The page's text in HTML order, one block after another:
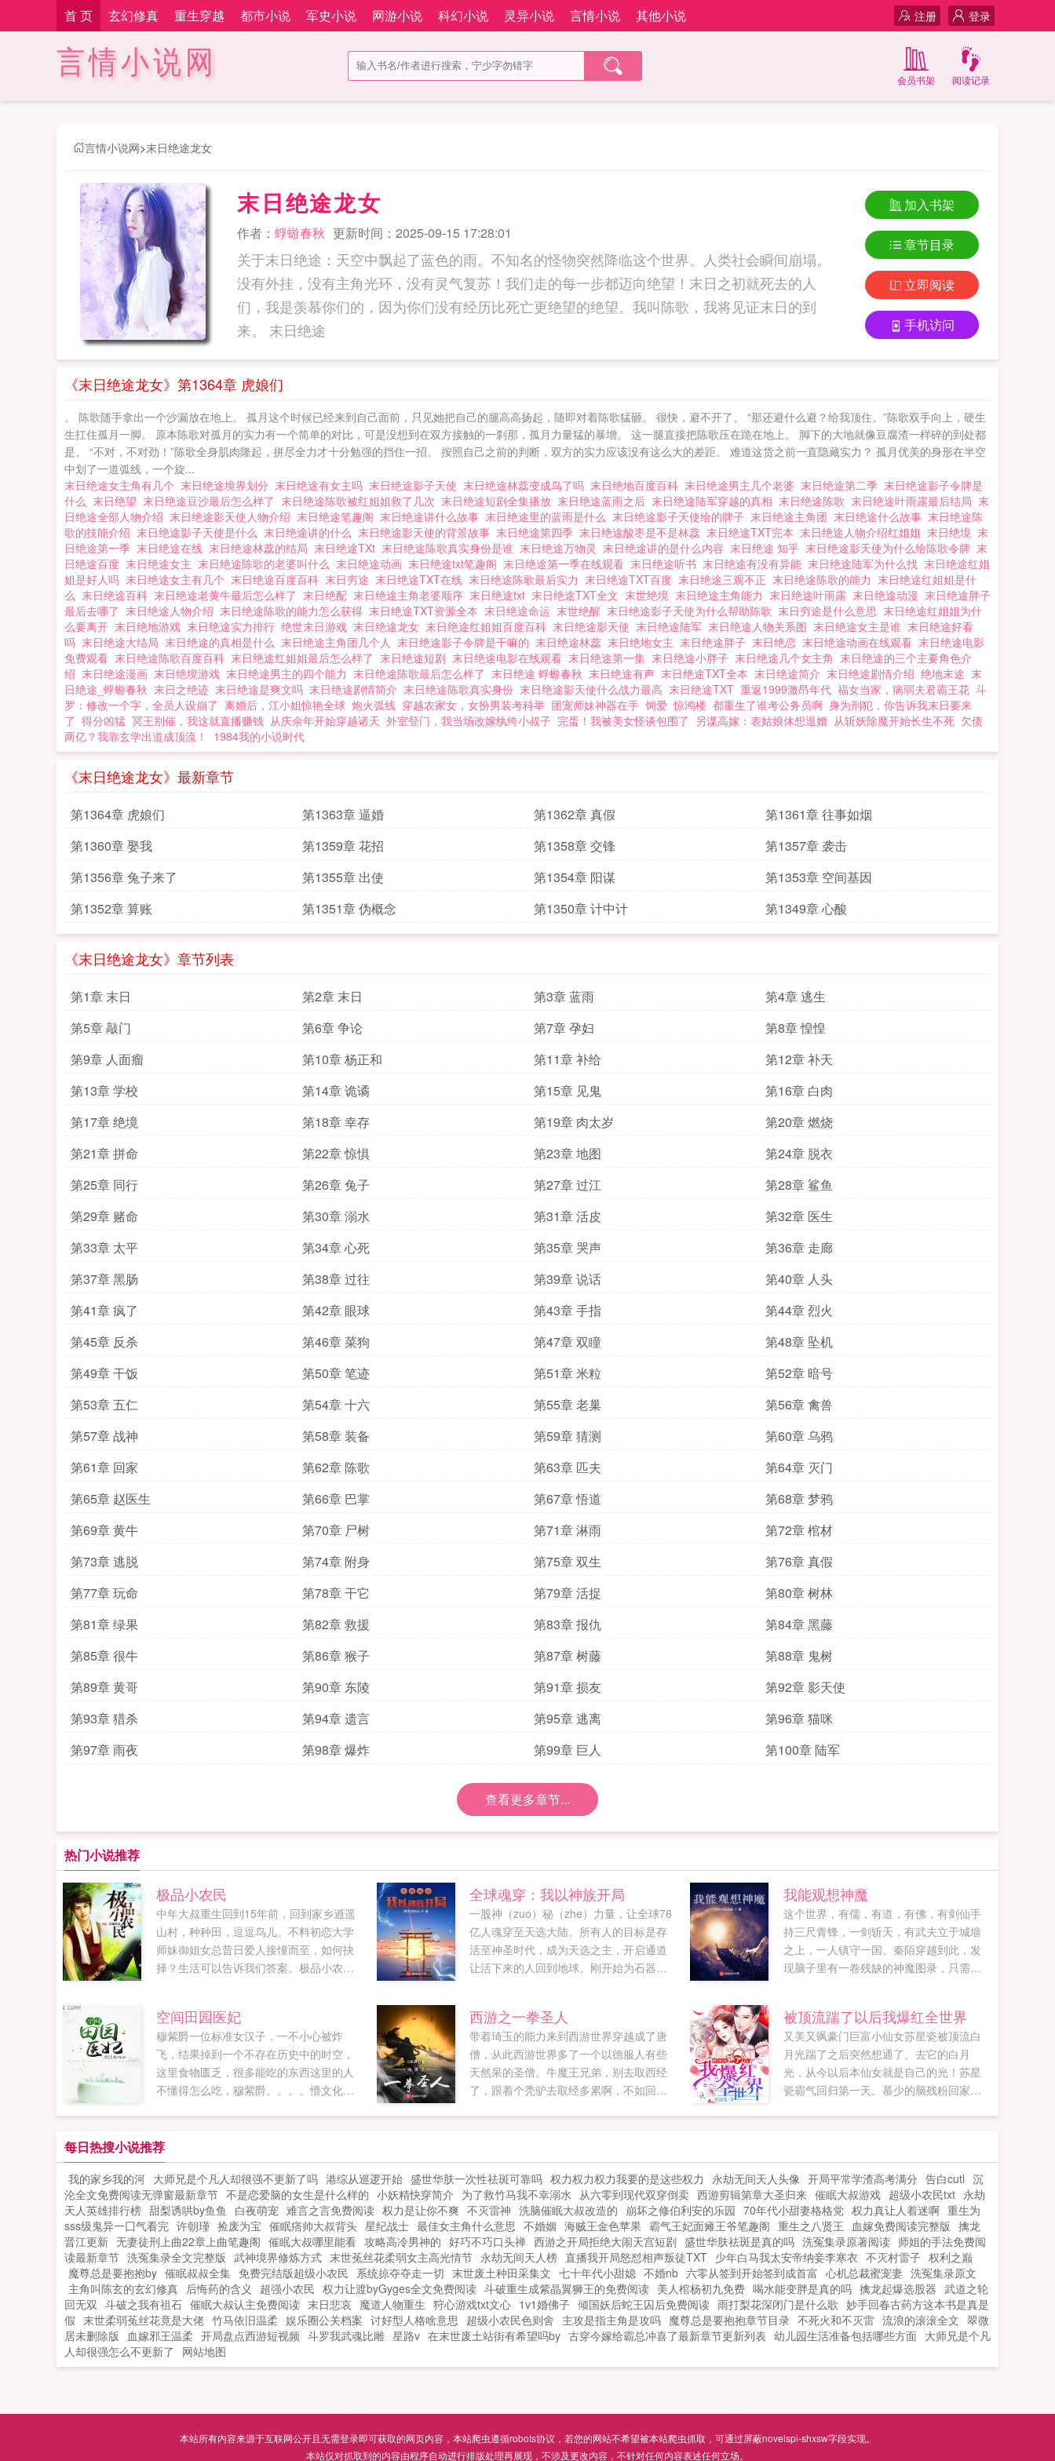
首 页 玄幻修真 重生穿越 都市小说 军史小说 网游小说 科幻小说 灵异小说 言情小说 其他小说 登录
注册
言情小说网 阅读记录
会员书架
言情小说网>末日绝途龙女
末日绝途龙女
作者： 蜉蝣春秋 更新时间：2025-09-15 17:28:01
关于末日绝途：天空中飘起了蓝色的雨。不知名的怪物突然降临这个世界。人类社会瞬间崩塌。
没有外挂，没有主角光环，没有灵气复苏！我们走的每一步都迈向绝望！末日之初就死去的人
们，我是羡慕你们的，因为你们没有经历比死亡更绝望的绝望。我叫陈歌，我将见证末日的到
来。 末日绝途
加入书架
章节目录
立即阅读
手机访问
《末日绝途龙女》第1364章 虎娘们
。 陈歌随手拿出一个沙漏放在地上。 孤月这个时候已经来到自己面前，只见她把自己的腿高高扬起，随即对着陈歌猛砸。 很快，避不开了。 “那还避什么避？给我顶住。”陈歌双手向上，硬生
生扛住孤月一脚。 原本陈歌对孤月的实力有一个简单的对比，可是没想到在双方接触的一刹那，孤月力量猛的暴增。 这一腿直接把陈歌压在跪在地上。 脚下的大地就像豆腐渣一样碎的到处都
是。 “不对，不对劲！”陈歌全身肌肉隆起，拼尽全力才十分勉强的挡住一招。 按照自己之前的判断，双方的实力应该没有这么大的差距。 难道这货之前一直隐藏实力？ 孤月优美的身形在半空
中划了一道弧线，一个旋...
末日绝途女主角有几个 末日绝途境界划分 末日绝途有女主吗 末日绝途影子天使 末日绝途林蕊变成鸟了吗 末日绝地百度百科 末日绝途男主几个老婆 末日绝途第二季 末日绝途影子令牌是
什么 末日绝望 末日绝途豆沙最后怎么样了 末日绝途陈歌被红姐姐救了几次 末日绝途短剧全集播放 末日绝途蓝雨之后 末日绝途陆军穿越的真相 末日绝途陈歌 末日绝途叶雨露最后结局 末
日绝途全部人物介绍 末日绝途影天使人物介绍 末日绝途笔趣阁 末日绝途讲什么故事 末日绝途里的蓝雨是什么 末日绝途影子天使给的牌子 末日绝途主角团 末日绝途什么故事 末日绝途陈
歌的技能介绍 末日绝途影子天使是什么 末日绝途讲的什么 末日绝途影天使的背景故事 末日绝途第四季 末日绝途酸枣是不是林蕊 末日绝途TXT完本 末日绝途人物介绍红姐姐 末日绝境 末
日绝途第一季 末日绝途在线 末日绝途林蕊的结局 末日绝途TXt 末日绝途陈歌真实身份是谁 末日绝途万物灵 末日绝途讲的是什么内容 末日绝途 知乎 末日绝途影天使为什么给陈歌令牌 末
日绝途百度 末日绝途女主 末日绝途陈歌的老婆叫什么 末日绝途动画 末日绝途txt笔趣阁 末日绝途第一季在线观看 末日绝途听书 末日绝途有没有异能 末日绝途陆军为什么找 末日绝途红姐
姐是好人吗 末日绝途女主有几个 末日绝途百度百科 末日穷途 末日绝途TXT在线 末日绝途陈歌最后实力 末日绝途TXT百度 末日绝途三观不正 末日绝途陈歌的能力 末日绝途红姐姐是什
么 末日绝途百科 末日绝途老黄牛最后怎么样了 末日绝配 末日绝途主角老婆顺序 末日绝途txt 末日绝途TXT全文 末世绝境 末日绝途主角能力 末日绝途叶雨露 末日绝途动漫 末日绝途胖子
最后去哪了 末日绝途人物介绍 末日绝途陈歌的能力怎么获得 末日绝途TXT资源全本 末日绝途命运 末世绝醒 末日绝途影子天使为什么帮助陈歌 末日穷途是什么意思 末日绝途红姐姐为什
么要离开 末日绝地游戏 末日绝途实力排行 绝世末日游戏 末日绝途龙女 末日绝途红姐姐百度百科 末日绝途影天使 末日绝途陆军 末日绝途人物关系图 末日绝途女主是谁 末日绝途好看
吗 末日绝途大结局 末日绝途的真相是什么 末日绝途主角团几个人 末日绝途影子令牌是干嘛的 末日绝途林蕊 末日绝地女主 末日绝途胖子 末日绝恋 末日绝途动画在线观看 末日绝途电影
免费观看 末日绝途陈歌百度百科 末日绝途红姐姐最后怎么样了 末日绝途短剧 末日绝途电影在线观看 末日绝途第一集 末日绝途小胖子 末日绝途几个女主角 末日绝途的三个主要角色介
绍 末日绝途漫画 末日绝境游戏 末日绝途男主的四个能力 末日绝途陈歌最后怎么样了 末日绝途 蜉蝣春秋 末日绝途有声 末日绝途TXT全本 末日绝途简介 末日绝途剧情介绍 绝地末途 末
日绝途_蜉蝣春秋 末日之绝迹 末日绝途是爽文吗 末日绝途剧情简介 末日绝途陈歌真实身份 末日绝途影天使什么战力最高 末日绝途TXT 重返1999激昂年代 福女当家，病弱夫君霸王花 斗
罗：修改一个字，全员人设崩了 离婚后，江小姐惊艳全球 炮火弧线 穿越农家女，女扮男装考科举 团宠师妹神器在手 饲爱 惊鸿楼 都重生了谁考公务员啊 身为刑犯，你告诉我末日要来
了 得分凶猛 冥王别催，我这就直播赚钱 从庆余年开始穿越诸天 外室登门，我当场改嫁纨绔小叔子 完蛋！我被美女怪谈包围了 另谋高嫁：表姑娘休想退婚 从斩妖除魔开始长生不死 欠债
两亿？我靠玄学出道成顶流！
1984我的小说时代
《末日绝途龙女》最新章节
第1364章 虎娘们 第1363章 逼婚 第1362章 真假
第1361章 往事如烟
第1360章 娶我
第1359章 花招 第1358章 交锋
第1357章 袭击
第1356章 兔子来了
第1355章 出使 第1354章 阳谋
第1353章 空间基因
第1352章 算账
第1351章 伪概念 第1350章 计中计 第1349章 心酸
《末日绝途龙女》章节列表
第1章 末日 第2章 末日 第3章 蓝雨
第4章 逃生
第5章 敲门
第6章 争论 第7章 孕妇
第8章 惶惶
第9章 人面瘤
第10章 杨正和 第11章 补给
第12章 补天
第13章 学校
第14章 诡谲 第15章 见鬼
第16章 白肉
第17章 绝境
第18章 幸存 第19章 肉太岁
第20章 燃烧
第21章 拼命
第22章 惊惧 第23章 地图
第24章 脱衣
第25章 同行
第26章 兔子 第27章 过江
第28章 鲨鱼
第29章 赌命
第30章 溺水 第31章 活皮
第32章 医生
第33章 太平
第34章 心死 第35章 哭声
第36章 走廊
第37章 黑肠
第38章 过往 第39章 说话
第40章 人头
第41章 疯了
第42章 眼球 第43章 手指
第44章 烈火
第45章 反杀
第46章 菜狗 第47章 双瞳
第48章 坠机
第49章 干饭
第50章 笔迹 第51章 米粒
第52章 暗号
第53章 五仁
第54章 十六 第55章 老巢
第56章 禽兽
第57章 战神
第58章 装备 第59章 猜测
第60章 乌鸦
第61章 回家
第62章 陈歌 第63章 匹夫
第64章 灭门
第65章 赵医生
第66章 巴掌 第67章 悟道
第68章 梦鸦
第69章 黄牛
第70章 尸树 第71章 淋雨
第72章 棺材
第73章 逃脱
第74章 附身 第75章 双生
第76章 真假
第77章 玩命
第78章 干它 第79章 活捉
第80章 树林
第81章 绿果
第82章 救援 第83章 报仇
第84章 黑藤
第85章 很牛
第86章 猴子 第87章 树藤
第88章 鬼树
第89章 黄哥
第90章 东陵 第91章 损友
第92章 影天使
第93章 猎杀
第94章 遗言 第95章 逃离
第96章 猫咪
第97章 雨夜
第98章 爆炸 第99章 巨人 第100章 陆军
查看更多章节...
热门小说推荐
极品小农民
中年大叔重生回到15年前，回到家乡逍遥
山村，种种田，逗逗鸟儿。不料初恋大学
师妹御姐女总昔日爱人接憧而至，如何抉
择？生活可以告诉我们答案。极品小农民
全球魂穿：我以神族开局
一股神（zuo）秘（zhe）力量，让全球76
亿人魂穿至天选大陆。所有人的目标是存
活至神圣时代，成为天选之主，开启通道
让活下来的人回到地球。刚开始为石器时
及游魂。萧冷意外随机到千万分之一概率
的神族，成为76亿人中的幸运儿。神族有
什么好处？天生神力，外表俊美！无限寿
命，青春永驻！百毒不侵，不用拉屎！传
说中的六边形战士！德智体美劳全面发
展！萧冷好家伙！一来就给我开启风灵月
给朋友...
我能观想神魔
这个世界，有儒，有道，有佛，有剑仙手
持三尺青锋，一剑斩天，有武夫立于城墙
之上，一人镇守一国。秦陌穿越到此，发
现脑子里有一卷残缺的神魔图录，只需照
观盖世魔王，悟得滔天魔意！如果您喜欢
我能观想神魔，别忘记分享给朋友...
空间田园医妃
穆紫爵一位标准女汉子，一不小心被炸
飞，结果掉到一个不存在历史中的时空，
这里食物匮乏，很多能吃的东西这里的人
不懂得怎么吃，穆紫爵。。。。懵文化落
空间啥都不是事！穆紫爵一时手贱救了一
个漂亮不像话的崽，结果这个崽崽占有欲
太强非她不娶。穆紫爵...
西游之一拳圣人
带着琦玉的能力来到西游世界穿越成了唐
僧，从此西游世界多了一个以德服人有些
天然呆的圣僧。牛魔王兄弟，别去取西经
了，跟着个秃驴去取经多累啊，不如回花
远忘不了五指山下的那段不堪回首的往
事。猴子，跟我去取西经吧？不去不去，
要去你就自己去！好的，那贫僧自己去
辣！那个光头披着虎皮竟然真的哼着小曲
儿离开了。慢…慢着，你先放俺出来啊，
放俺老孙出来再考虑俺到底去不去！那个
光头扭过身，好啊，那我这就放你出来！
你爬到山上，取下那面不用那么麻烦！霎
时间，山崩地裂，乱石激射！孙悟空只感
觉一双铁手钳着自己的脖子从五指山中硬
生生揪了出来，然后轻描淡写的回身一
和尚直到回头才发现自己，淡淡的说了一
句不好意思，没注意到你，力气不小心用
大了！西游路上…不好了，妖怪被师傅抓
被顶流踹了以后我爆红全世界
又美又飒豪门巨富小仙女苏星瓷被顶流白
月光踹了之后突然想通了。去它的白月
光，从今以后本仙女就是自己的光！苏星
瓷霸气回归第一天。慕少的脑残粉回家继
BOSS了！告诉她，欲擒故纵过了头只会适
得其反。她已经跟世界首富家族联
姻。？？？第三天，机器人编程大赛邀请
她当评委。原来是个砸钱就能当评委的辣
鸡比赛，呵呵哒！主持人介绍一下，这是
我们上一届的冠军Star。网友？？？第N
天，学霸来了微博官宣苏星瓷。哈哈哈走
错片场了吧，她应该去学渣来了。苏爸爸
拿出15岁A大研究生毕业证书还黑吗？网
友！！！苏星瓷回归后每天都在轰动全
球，还有各种大佬纷纷争宠。你那什么联
果您喜欢被顶流踹了以后我爆红全世界，
别忘记分享给朋友...
每日热搜小说推荐
我的家乡我的河 大师兄是个凡人却很强不更新了吗 港综从巡逻开始 盛世华肤一次性祛斑可靠吗 权力权力权力我要的是这些权力 永劫无间天人头像 开局平常学渣高考满分 告白cutl 沉
沦全文免费阅读无弹窗最新章节 不是恋爱脑的女生是什么样的 小妖精快穿简介 为了救竹马我不幸溺水 从六零到现代双穿倒卖 西游剪辑第章大圣归来 催眠大叔游戏 超级小农民txt 永劫
天人英雄排行榜 甜梨诱哄by鱼鱼 白夜萌宠 难言之言免费阅读 权力是让你不爽 不灭雷神 洗脑催眠大叔改造的 崩坏之修伯利安的乐园 70年代小甜妻格格党 权力真让人着迷啊 重生为
sss级鬼异一囗气看完 许朝瑾 捡废为宝 催眠痞帅大叔背头 星纪战士 最佳女主角什么意思 不婚姻 海贼王金色苹果 霸气王妃面瘫王爷笔趣阁 重生之八贤王 血嫁免费阅读完整版 擒龙
晋江更新 无妻徒刑上曲22章上曲笔趣阁 催眠大叔哪里能看 攻略高冷男神的 好巧不巧口头禅 西游之开局拒绝大闹天宫短剧 盛世华肤祛斑是真的吗 洗冤集录原著阅读 师姐的手法免费阅
读最新章节 洗冤集录全文完整版 武神境界修炼方式 末世菟丝花柔弱女主高光情节 永劫无间天人榜 直播我开局怒怼相声叛徒TXT 少年白马我太安帝纳妾李寒衣 不灭村雷子 权利之巅
魔尊总是要抱抱by 催眠叔叔全集 免费完结版超级小农民 系统掠夺夺走一切 末世废土种田采集文 七十年代小甜媳 不婚nb 六零从签到开始签到成首富 心机总裁蜜宠妻 洗冤集录原文
主角叫陈玄的玄幻修真 后悔药的含义 超强小农民 权力让渡byGyges全文免费阅读 斗破重生成紫晶翼狮王的免费阅读 美人棺杨初九免费 喝水能变胖是真的吗 擒龙起爆选股器 武道之轮
回无双 斗破之我有祖石 催眠大叔认主免费阅读 末日悲哀 魔道人物重生 狩心游戏txt文心 1v1婚佛子 倾国妖后蛇王囚后免费阅读 雨打梨花深闭门是什么歌 妙手回春古药方这本书是真是
假 末世柔弱菟丝花竟是大佬 竹马依旧温柔 娱乐圈公关档案 讨好型人格啥意思 超级小农民色则舍 主攻是指主角是攻吗 魔尊总是要抱抱章节目录 不死火和不灭雷 流浪的滚滚全文 翠微
居未删除版
血嫁邪王温柔 开局盘点西游短视频 斗罗我武魂比雕 星路v 在末世废土站街有希望吗by 古穿今嫁给霸总冲喜了最新章节更新列表 幼儿园生活准备包括哪些方面 大师兄是个凡
人却很强怎么不更新了
网站地图
本站所有内容来源于互联网公开且无需登录即可获取的网页内容，本站爬虫遵循robots协议，若您的网站不希望被本站爬虫抓取，可通过屏蔽novelspi-shxsw字段实现。
本站仅对抓取到的内容由程序自动进行排版处理再展现，不涉及更改内容，不针对任何内容表述任何立场。